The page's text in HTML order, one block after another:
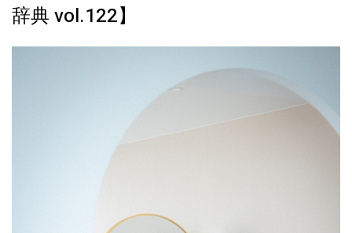
辞典 vol.122】